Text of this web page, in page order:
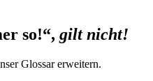
so!“, gilt nicht!
Glossar erweitern.